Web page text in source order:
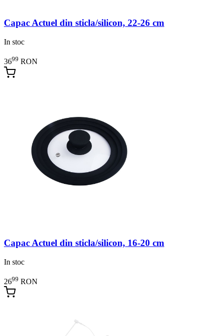
Capac Actuel din sticla/silicon, 22-26 cm
In stoc
3699 RON
Capac Actuel din sticla/silicon, 16-20 cm
In stoc
2699 RON